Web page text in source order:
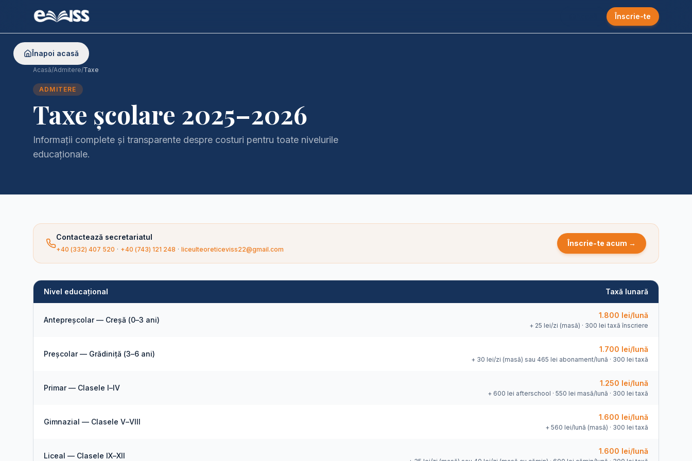
Înscrie-te
Înapoi acasă
Acasă/Admitere/Taxe
ADMITERE
Taxe școlare 2025–2026
Informații complete și transparente despre costuri pentru toate nivelurile
educaționale.
Contactează secretariatul
+40 (332) 407 520 · +40 (743) 121 248 · liceulteoreticeviss22@gmail.com
Înscrie-te acum →
Nivel educațional Taxă lunară
Antepreșcolar — Creșă (0–3 ani)
1.800 lei/lună
+ 25 lei/zi (masă) · 300 lei taxă înscriere
Preșcolar — Grădiniță (3–6 ani)
1.700 lei/lună
+ 30 lei/zi (masă) sau 465 lei abonament/lună · 300 lei taxă
Primar — Clasele I–IV
1.250 lei/lună
+ 600 lei afterschool · 550 lei masă/lună · 300 lei taxă
Gimnazial — Clasele V–VIII
1.600 lei/lună
+ 560 lei/lună (masă) · 300 lei taxă
Liceal — Clasele IX–XII
1.600 lei/lună